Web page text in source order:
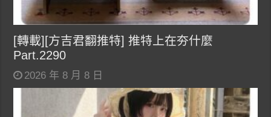
[轉載][方吉君翻推特] 推特上在夯什麼
Part.2290
2026 年 8 月 8 日